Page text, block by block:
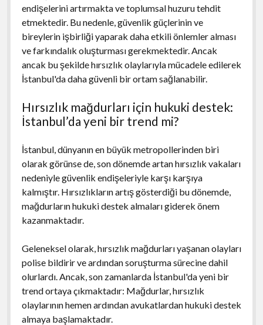
endişelerini artırmakta ve toplumsal huzuru tehdit
etmektedir. Bu nedenle, güvenlik güçlerinin ve
bireylerin işbirliği yaparak daha etkili önlemler alması
ve farkındalık oluşturması gerekmektedir. Ancak
ancak bu şekilde hırsızlık olaylarıyla mücadele edilerek
İstanbul'da daha güvenli bir ortam sağlanabilir.
Hırsızlık mağdurları için hukuki destek:
İstanbul’da yeni bir trend mi?
İstanbul, dünyanın en büyük metropollerinden biri
olarak görünse de, son dönemde artan hırsızlık vakaları
nedeniyle güvenlik endişeleriyle karşı karşıya
kalmıştır. Hırsızlıkların artış gösterdiği bu dönemde,
mağdurların hukuki destek almaları giderek önem
kazanmaktadır.
Geleneksel olarak, hırsızlık mağdurları yaşanan olayları
polise bildirir ve ardından soruşturma sürecine dahil
olurlardı. Ancak, son zamanlarda İstanbul'da yeni bir
trend ortaya çıkmaktadır: Mağdurlar, hırsızlık
olaylarının hemen ardından avukatlardan hukuki destek
almaya başlamaktadır.